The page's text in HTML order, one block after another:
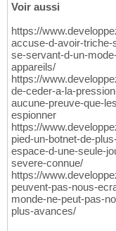
Voir aussi
https://
accuse-d-avoir-
se-servant-d-un-
appareils/
https://
de-ceder-a-la-
aucune-preuve-que-
espionner
https://
pied-un-botnet-de-
espace-d-une-seule-
severe-connue/
https://
peuvent-pas-nous-
monde-ne-peut-pas-
plus-avances/